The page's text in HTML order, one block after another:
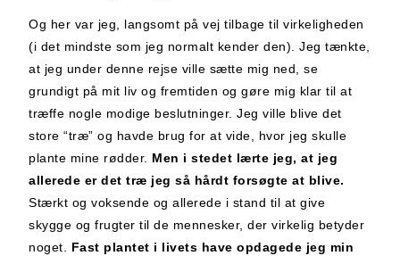
Og her var jeg, langsomt på vej tilbage til virkeligheden
(i det mindste som jeg normalt kender den). Jeg tænkte,
at jeg under denne rejse ville sætte mig ned, se
grundigt på mit liv og fremtiden og gøre mig klar til at
træffe nogle modige beslutninger. Jeg ville blive det
store “træ” og havde brug for at vide, hvor jeg skulle
plante mine rødder. Men i stedet lærte jeg, at jeg
allerede er det træ jeg så hårdt forsøgte at blive.
Stærkt og voksende og allerede i stand til at give
skygge og frugter til de mennesker, der virkelig betyder
noget. Fast plantet i livets have opdagede jeg min